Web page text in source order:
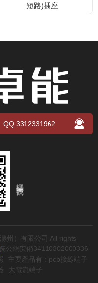
短路)插座
QQ:3312331962
州）有限公司 All rights
皖公網安備34110302000336
主要產品有： pcb接線端子
大電流端子